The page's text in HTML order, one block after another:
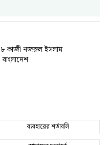
কাজী নজরুল ইসলাম
ব্যবহারের শর্তাবলি